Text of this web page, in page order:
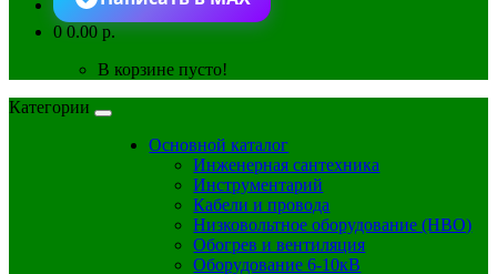
00.00 р.
В корзине пусто!
Категории
Основной каталог
Инженерная сантехника
Инструментарий
Кабели и провода
Низковольтное оборудование (НВО)
Обогрев и вентиляция
Оборудование 6-10кВ